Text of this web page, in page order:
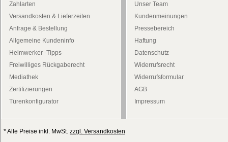
Zahlarten
Versandkosten & Lieferzeiten
Anfrage & Bestellung
Allgemeine Kundeninfo
Heimwerker -Tipps-
Freiwilliges Rückgaberecht
Mediathek
Zertifizierungen
Türenkonfigurator
Unser Team
Kundenmeinungen
Pressebereich
Haftung
Datenschutz
Widerrufsrecht
Widerrufsformular
AGB
Impressum
* Alle Preise inkl. MwSt. zzgl. Versandkosten